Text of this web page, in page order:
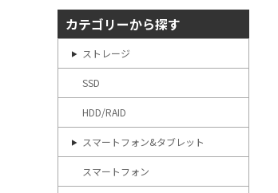
カテゴリーから探す
ストレージ
SSD
HDD/RAID
スマートフォン&タブレット
スマートフォン